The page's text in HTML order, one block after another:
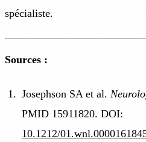
spécialiste.
Sources :
Josephson SA et al.
PMID 15911820. DOI:
10.1212/